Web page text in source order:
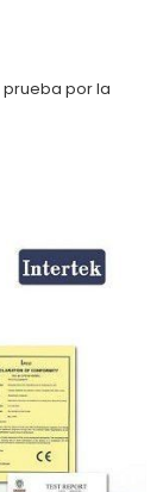
prueba por la